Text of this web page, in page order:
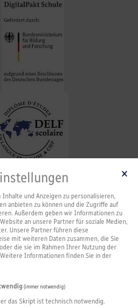
und Anzeigen zu personalisieren,
anbieten zu können und die Zugriffe auf
Außerdem geben wir Informationen zu
an unsere Partner für soziale Medien,
Unsere Partner führen diese
mit weiteren Daten zusammen, die Sie
die sie im Rahmen Ihrer Nutzung der
Informationen finden Sie in der
(immer notwendig)
das Skript ist technisch notwendig.